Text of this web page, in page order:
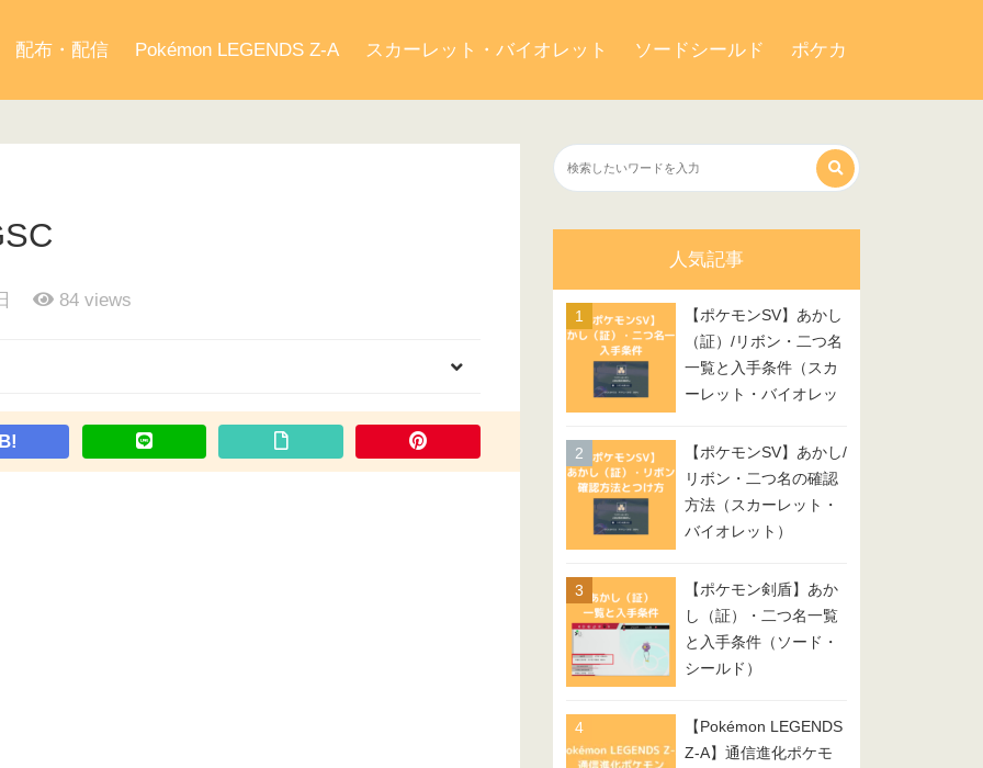
配布・配信 Pokémon LEGENDS Z-A スカーレット・バイオレット ソードシールド ポケカ
84 views
人気記事
【ポケモンSV】あかし
（証）/リボン・二つ名
一覧と入手条件（スカ
ーレット・バイオレッ
【ポケモンSV】あかし/
リボン・二つ名の確認
方法（スカーレット・
バイオレット）
【ポケモン剣盾】あか
し（証）・二つ名一覧
と入手条件（ソード・
シールド）
【Pokémon LEGENDS
Z-A】通信進化ポケモ